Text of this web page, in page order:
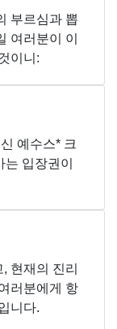
부르심과 뽑
여러분이 이
이니:
예수스* 크
입장권이
현재의 진리
러분에게 항
니다.